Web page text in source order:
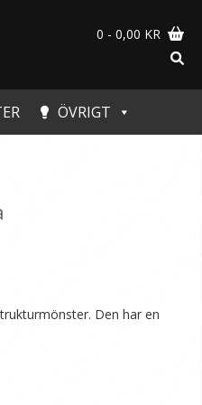
0 - 0,00 KR
ÖVRIGT
Den har en